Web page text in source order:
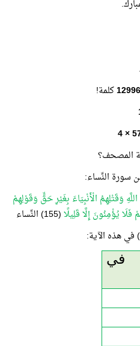
12996كلمة!
المصحف؟
سورة النِّساء:
وَقَتْلِهِمُ الْأَنْبِيَاءَ بِغَيْرِ حَقٍّ وَقَوْلِهِمْ
فَلَا يُؤْمِنُونَ إِلَّا قَلِيلًا(155) النِّساء
هذه الآية:
في